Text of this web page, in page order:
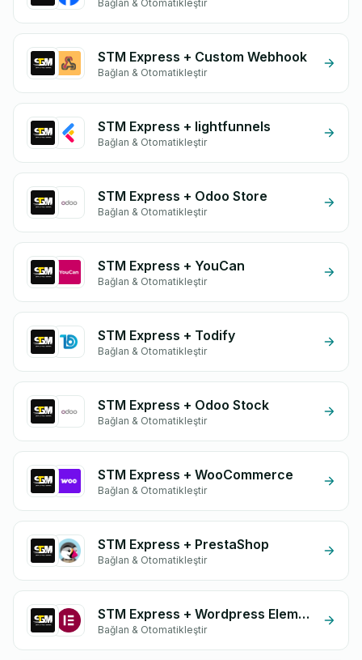
Bağlan & Otomatikleştir
STM Express + Custom Webhook
Bağlan & Otomatikleştir
STM Express + lightfunnels
Bağlan & Otomatikleştir
STM Express + Odoo Store
Bağlan & Otomatikleştir
STM Express + YouCan
Bağlan & Otomatikleştir
STM Express + Todify
Bağlan & Otomatikleştir
STM Express + Odoo Stock
Bağlan & Otomatikleştir
STM Express + WooCommerce
Bağlan & Otomatikleştir
STM Express + PrestaShop
Bağlan & Otomatikleştir
STM Express + Wordpress Elementor
Bağlan & Otomatikleştir